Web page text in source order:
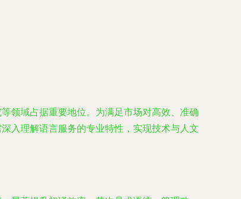
领域占据重要地位。为满足市场对高效、准确
入理解语言服务的专业特性，实现技术与人文